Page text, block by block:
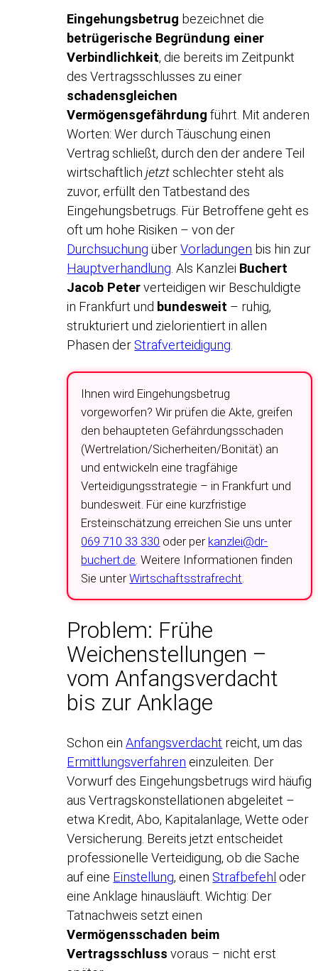
Eingehungsbetrug bezeichnet die
betrügerische Begründung einer
Verbindlichkeit, die bereits im Zeitpunkt
des Vertragsschlusses zu einer
schadensgleichen
Vermögensgefährdung führt. Mit anderen
Worten: Wer durch Täuschung einen
Vertrag schließt, durch den der andere Teil
wirtschaftlichjetzt schlechter steht als
zuvor, erfüllt den Tatbestand des
Eingehungsbetrugs. Für Betroffene geht es
oft um hohe Risiken – von der
Durchsuchung überVorladungen bis hin zur
Hauptverhandlung . Als Kanzlei Buchert
Jacob Peterverteidigen wir Beschuldigte
in Frankfurt und bundesweit – ruhig,
strukturiert und zielorientiert in allen
Phasen derStrafverteidigung
Ihnen wird Eingehungsbetrug
vorgeworfen? Wir prüfen die Akte, greifen
den behaupteten Gefährdungsschaden
(Wertrelation/Sicherheiten/Bonität) an
und entwickeln eine tragfähige
Verteidigungsstrategie – in Frankfurt und
bundesweit. Für eine kurzfristige
Ersteinschätzung erreichen Sie uns unter
069 710 33 330 oder per kanzlei@dr-
buchert.de . Weitere Informationen finden
Sie unterWirtschaftsstrafrecht
Problem: Frühe
Weichenstellungen –
vom Anfangsverdacht
bis zur Anklage
Schon einAnfangsverdacht reicht, um das
Ermittlungsverfahren einzuleiten. Der
Vorwurf des Eingehungsbetrugs wird häufig
aus Vertragskonstellationen abgeleitet –
etwa Kredit, Abo, Kapitalanlage, Wette oder
Versicherung. Bereits jetzt entscheidet
professionelle Verteidigung, ob die Sache
auf eine Einstellung, einenStrafbefehl oder
eine Anklage hinausläuft. Wichtig: Der
Tatnachweis setzt einen
Vermögensschaden beim
Vertragsschluss voraus – nicht erst